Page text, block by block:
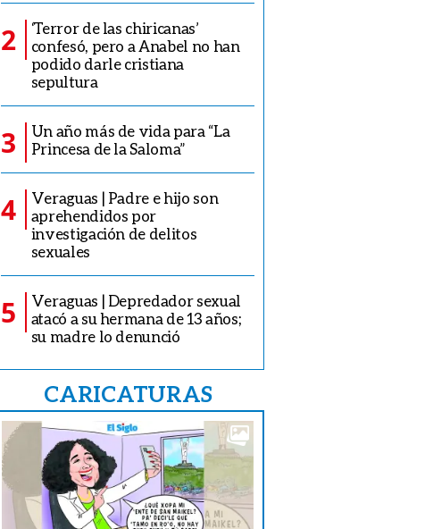
2
‘Terror de las chiricanas’
confesó, pero a Anabel no han
podido darle cristiana
sepultura
3
Un año más de vida para “La
Princesa de la Saloma”
4
Veraguas | Padre e hijo son
aprehendidos por
investigación de delitos
sexuales
5
Veraguas | Depredador sexual
atacó a su hermana de 13 años;
su madre lo denunció
CARICATURAS